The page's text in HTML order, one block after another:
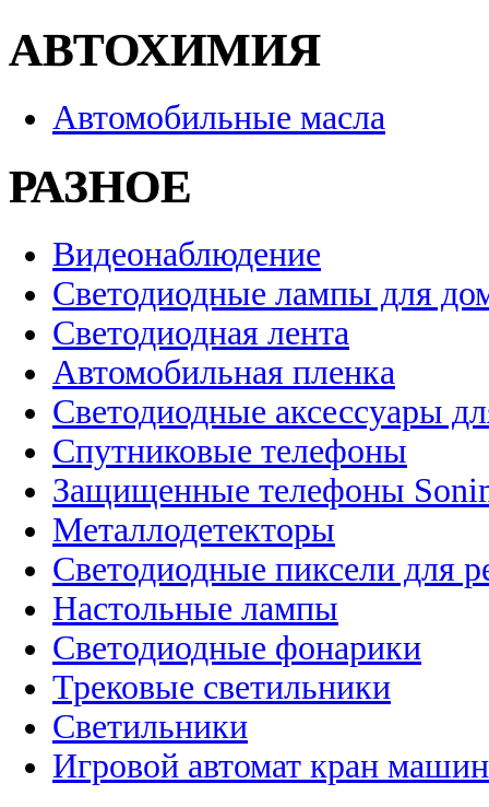
АВТОХИМИЯ
Автомобильные масла
РАЗНОЕ
Видеонаблюдение
Светодиодные лампы для
Светодиодная лента
Автомобильная пленка
Светодиодные аксессуары
Спутниковые телефоны
Защищенные телефоны
Металлодетекторы
Светодиодные пиксели для
Настольные лампы
Светодиодные фонарики
Трековые светильники
Светильники
Игровой автомат кран